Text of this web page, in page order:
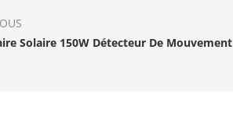
Solaire 150W Détecteur De Mouvement